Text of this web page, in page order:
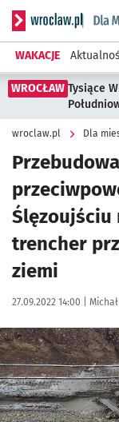
Serwis
WAKACJE
WROCŁAW Tysiące
wroclaw.pl Dla
Ślęzoujściu
trencher
ziemi
Data publikacji:
27.09.2022 14:00 | Autor:
Kliknij, aby